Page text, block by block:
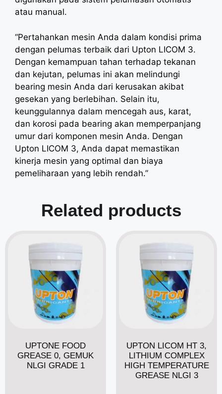
atau manual.
“Pertahankan mesin Anda dalam kondisi prima
dengan pelumas terbaik dari Upton LICOM 3.
Dengan kemampuan tahan terhadap tekanan
dan kejutan, pelumas ini akan melindungi
bearing mesin Anda dari kerusakan akibat
gesekan yang berlebihan. Selain itu,
keunggulannya dalam mencegah aus, karat,
dan korosi pada bearing akan memperpanjang
umur dari komponen mesin Anda. Dengan
Upton LICOM 3, Anda dapat memastikan
kinerja mesin yang optimal dan biaya
pemeliharaan yang lebih rendah.”
Related products
UPTONE FOOD
GREASE 0, GEMUK
NLGI GRADE 1
UPTON LICOM HT 3,
LITHIUM COMPLEX
HIGH TEMPERATURE
GREASE NLGI 3